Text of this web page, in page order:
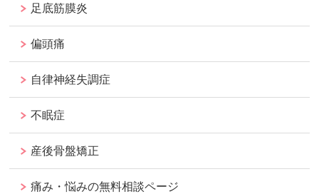
足底筋膜炎
偏頭痛
自律神経失調症
不眠症
産後骨盤矯正
痛み・悩みの無料相談ページ